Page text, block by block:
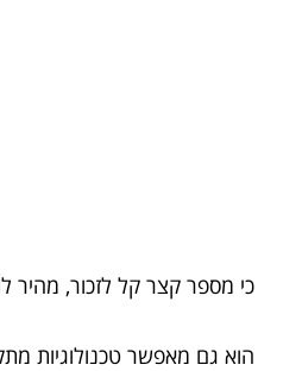
כי מספר קצר קל לזכור, מהיר
הוא גם מאפשר טכנולוגיות